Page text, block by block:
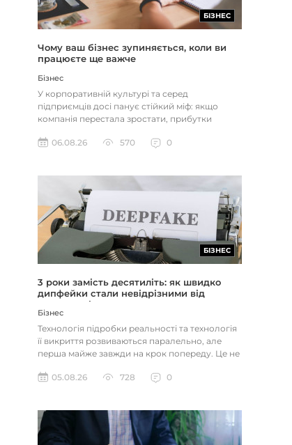
БІЗНЕС
Чому ваш бізнес зупиняється, коли ви
працюєте ще важче
Бізнес
У корпоративній культурі та серед
підприємців досі панує стійкий міф: якщо
компанія перестала зростати, прибутки
06.08.26
570 0
БІЗНЕС
3 роки замість десятиліть: як швидко
дипфейки стали невідрізними від
реальності
Бізнес
Технологія підробки реальності та технологія
її викриття розвиваються паралельно, але
перша майже завжди на крок попереду. Це не
05.08.26
728 0